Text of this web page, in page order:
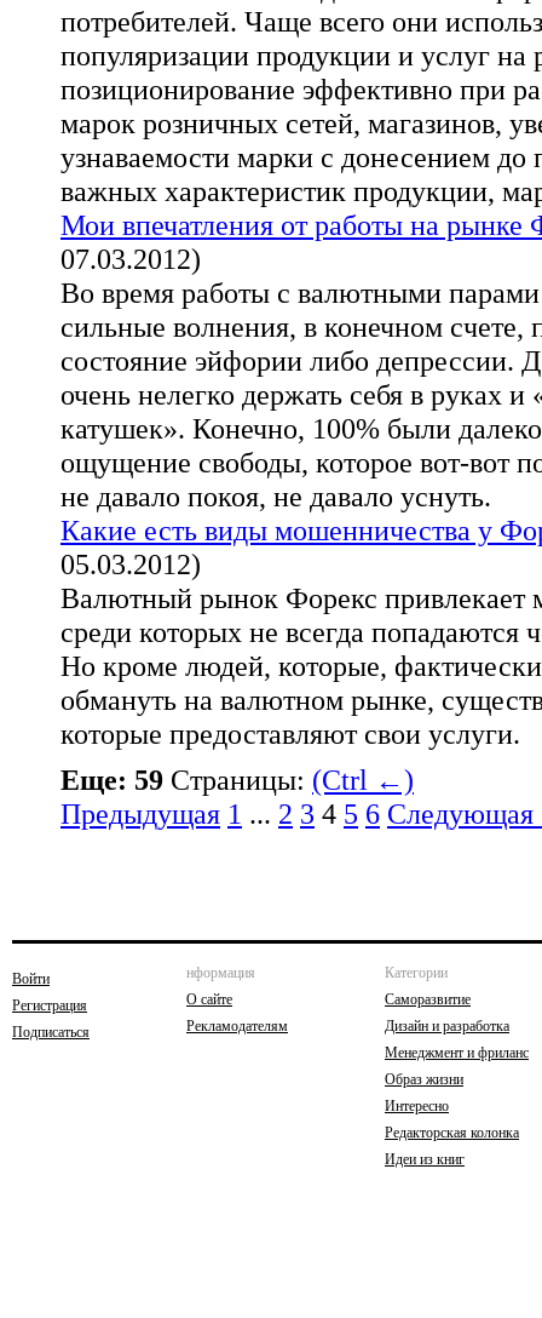
потребителей. Чаще всего они
популяризации продукции и услуг
позиционирование эффективно при
марок розничных сетей, магазинов,
узнаваемости марки с донесением до
важных характеристик продукции,
Мои впечатления от работы на рынке
07.03.2012)
Во время работы с валютными
сильные волнения, в конечном
состояние эйфории либо депрессии.
очень нелегко держать себя в руках и
катушек». Конечно, 100% были
ощущение свободы, которое вот-вот
не давало покоя, не давало уснуть.
Какие есть виды мошенничества у
05.03.2012)
Валютный рынок Форекс привлекает
среди которых не всегда попадаются
Но кроме людей, которые,
обмануть на валютном рынке,
которые предоставляют свои услуги.
Еще: 59 Страницы: (Ctrl ←)
Предыдущая 1 ... 2 3 4 5 6
Войти
Регистрация
Подписаться
нформация
О сайте
Рекламодателям
Категории
Саморазвитие
Дизайн и разработка
Менеджмент и фриланс
Образ жизни
Интересно
Редакторская колонка
Идеи из книг